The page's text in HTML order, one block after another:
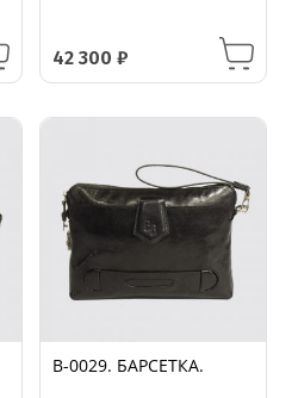
42 300 ₽
B-0029. БАРСЕТКА.